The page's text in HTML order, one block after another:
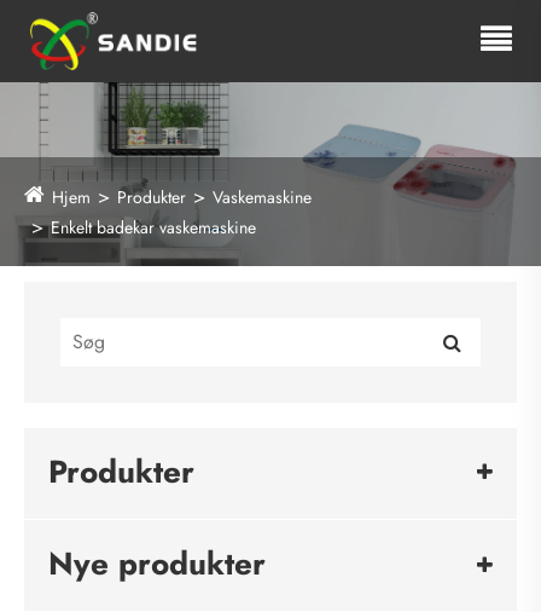
Hjem Produkter
Vaskemaskine
Enkelt badekar vaskemaskine
Produkter
Nye produkter